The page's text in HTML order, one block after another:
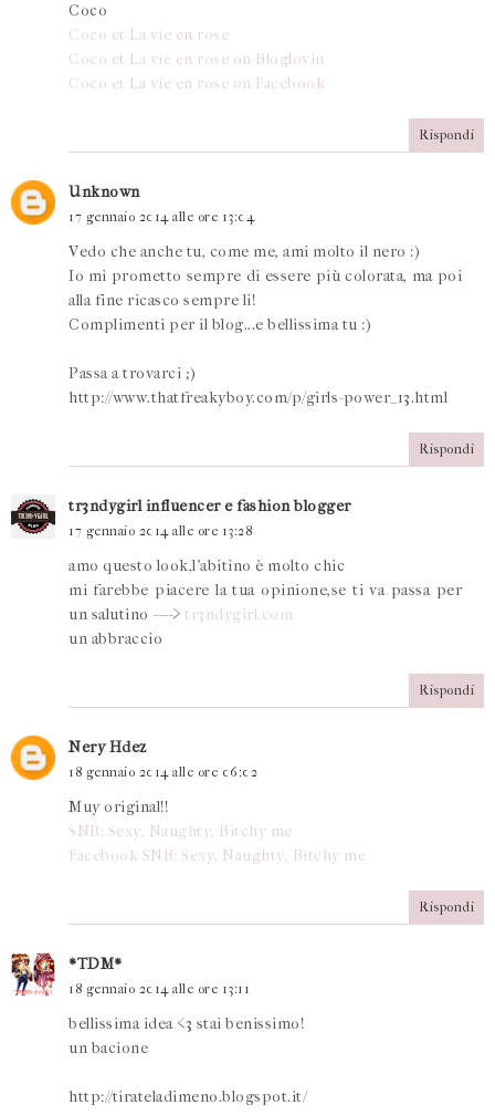
Coco
Coco et La vie en rose
Coco et La vie en rose on Bloglovin
Coco et La vie en rose on Facebook
Rispondi
Unknown
17 gennaio 2014 alle ore 13:04
Vedo che anche tu, come me, ami molto il nero :)
Io mi prometto sempre di essere più colorata, ma poi
alla fine ricasco sempre li!
Complimenti per il blog...e bellissima tu :)
Passa a trovarci ;)
http://www.thatfreakyboy.com/p/girls-power_13.html
Rispondi
tr3ndygirl influencer e fashion blogger
17 gennaio 2014 alle ore 13:28
amo questo look,l'abitino è molto chic
mi farebbe piacere la tua opinione,se ti va passa per
un salutino ----> tr3ndygirl.com
un abbraccio
Rispondi
Nery Hdez
18 gennaio 2014 alle ore 06:02
Muy original!!
SNB: Sexy, Naughty, Bitchy me
Facebook SNB: Sexy, Naughty, Bitchy me
Rispondi
*TDM*
18 gennaio 2014 alle ore 13:11
bellissima idea <3 stai benissimo!
un bacione
http://tirateladimeno.blogspot.it/